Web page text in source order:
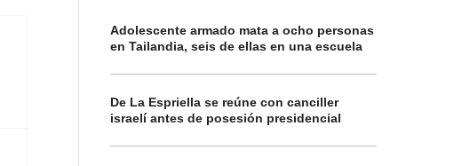
Adolescente armado mata a ocho personas
en Tailandia, seis de ellas en una escuela
De La Espriella se reúne con canciller
israelí antes de posesión presidencial